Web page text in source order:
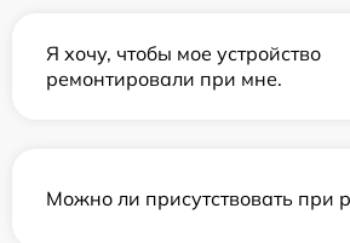
Я хочу, чтобы мое устройство
ремонтировали при мне.
Можно ли присутствовать при